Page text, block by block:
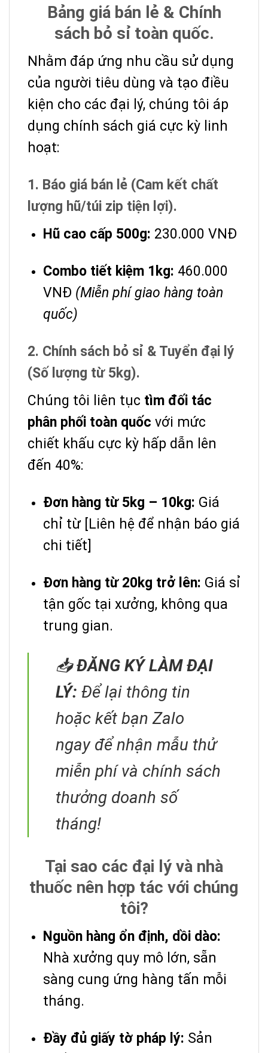
Bảng giá bán lẻ & Chính
sách bỏ sỉ toàn quốc.
Nhằm đáp ứng nhu cầu sử dụng
của người tiêu dùng và tạo điều
kiện cho các đại lý, chúng tôi áp
dụng chính sách giá cực kỳ linh
hoạt:
1. Báo giá bán lẻ (Cam kết chất
lượng hũ/túi zip tiện lợi).
Hũ cao cấp 500g: 230.000 VNĐ
Combo tiết kiệm 1kg: 460.000
VNĐ (Miễn phí giao hàng toàn
quốc)
2. Chính sách bỏ sỉ & Tuyển đại lý
(Số lượng từ 5kg).
Chúng tôi liên tục tìm đối tác
phân phối toàn quốc với mức
chiết khấu cực kỳ hấp dẫn lên
đến 40%:
Đơn hàng từ 5kg – 10kg: Giá
chỉ từ [Liên hệ để nhận báo giá
chi tiết]
Đơn hàng từ 20kg trở lên: Giá sỉ
tận gốc tại xưởng, không qua
trung gian.
📥ĐĂNG KÝ LÀM ĐẠI
LÝ: Để lại thông tin
hoặc kết bạn Zalo
ngay để nhận mẫu thử
miễn phí và chính sách
thưởng doanh số
tháng!
Tại sao các đại lý và nhà
thuốc nên hợp tác với chúng
tôi?
Nguồn hàng ổn định, dồi dào:
Nhà xưởng quy mô lớn, sẵn
sàng cung ứng hàng tấn mỗi
tháng.
Đầy đủ giấy tờ pháp lý: Sản